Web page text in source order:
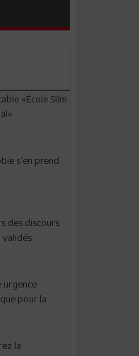
«École Slim
s’en prend
des discours
validés
urgence
pour la
la